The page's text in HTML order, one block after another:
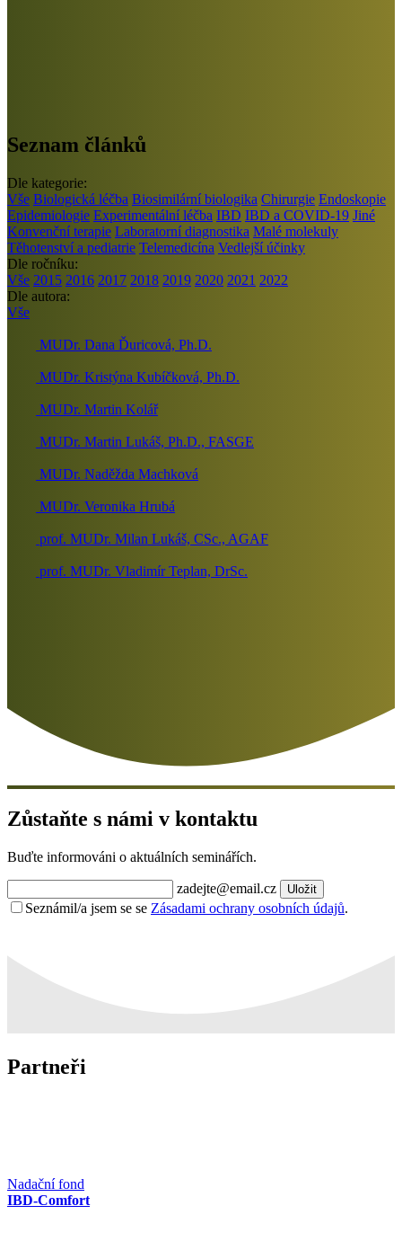
Seznam článků
Dle kategorie:
Vše Biologická léčba Biosimilární biologika Chirurgie Endoskopie
Epidemiologie Experimentální léčba IBD IBD a COVID-19 Jiné
Konvenční terapie Laboratorní diagnostika Malé molekuly
Těhotenství a pediatrie Telemedicína Vedlejší účinky
Dle ročníku:
Vše 2015 2016 2017 2018 2019 2020 2021 2022
Dle autora:
Vše
MUDr. Dana Ďuricová, Ph.D.
MUDr. Kristýna Kubíčková, Ph.D.
MUDr. Martin Kolář
MUDr. Martin Lukáš, Ph.D., FASGE
MUDr. Naděžda Machková
MUDr. Veronika Hrubá
prof. MUDr. Milan Lukáš, CSc., AGAF
prof. MUDr. Vladimír Teplan, DrSc.
Zůstaňte s námi v kontaktu
Buďte informováni o aktuálních seminářích.
zadejte@email.cz Uložit
Seznámil/a jsem se se Zásadami ochrany osobních údajů.
Partneři
Nadační fond
IBD-Comfort